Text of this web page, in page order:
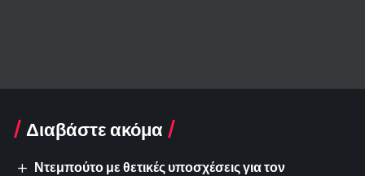
Διαβάστε ακόμα
Ντεμπούτο με θετικές υποσχέσεις για τον